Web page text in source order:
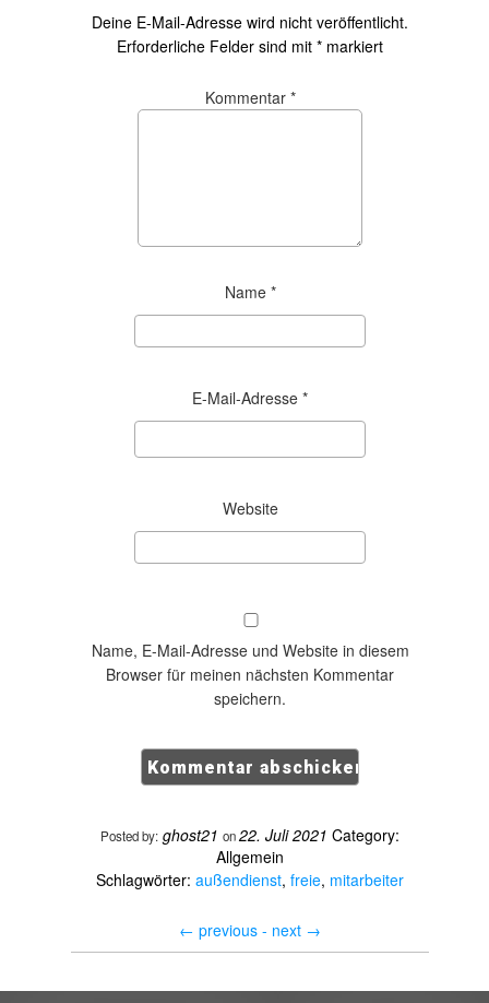
Deine E-Mail-Adresse wird nicht veröffentlicht.
Erforderliche Felder sind mit * markiert
Kommentar *
Name *
E-Mail-Adresse *
Website
Name, E-Mail-Adresse und Website in diesem
Browser für meinen nächsten Kommentar
speichern.
Posted by: ghost21 on22. Juli 2021 Category:
Allgemein
Schlagwörter: außendienst, freie, mitarbeiter
← previous - next →